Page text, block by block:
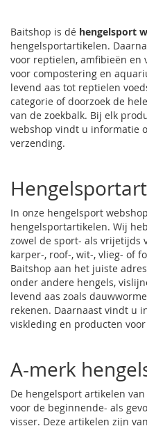
Baitshop is dé hengelsport
hengelsportartikelen.
voor reptielen, amfibieën en
voor compostering en
levend aas tot reptielen
categorie of doorzoek de
van de zoekbalk. Bij elk
webshop vindt u informatie
verzending.
In onze hengelsport
hengelsportartikelen. Wij
zowel de sport- als vrijetijds
karper-, roof-, wit-, vlieg- of
Baitshop aan het juiste
onder andere hengels,
levend aas zoals
rekenen. Daarnaast vindt u
viskleding en producten
A-merk
De hengelsport artikelen
voor de beginnende- als
visser. Deze artikelen zijn